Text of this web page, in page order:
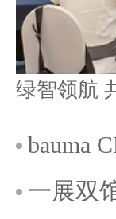
bauma
一展双